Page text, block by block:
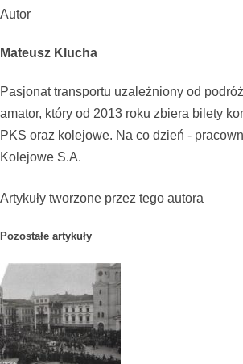
Autor
Mateusz Klucha
Pasjonat transportu uzależniony od
amator, który od 2013 roku zbiera bilety
PKS oraz kolejowe. Na co dzień -
Kolejowe S.A.
Artykuły tworzone przez tego autora
Pozostałe artykuły